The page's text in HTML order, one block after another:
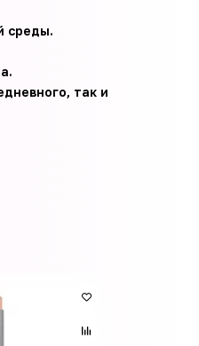
среды.
так и